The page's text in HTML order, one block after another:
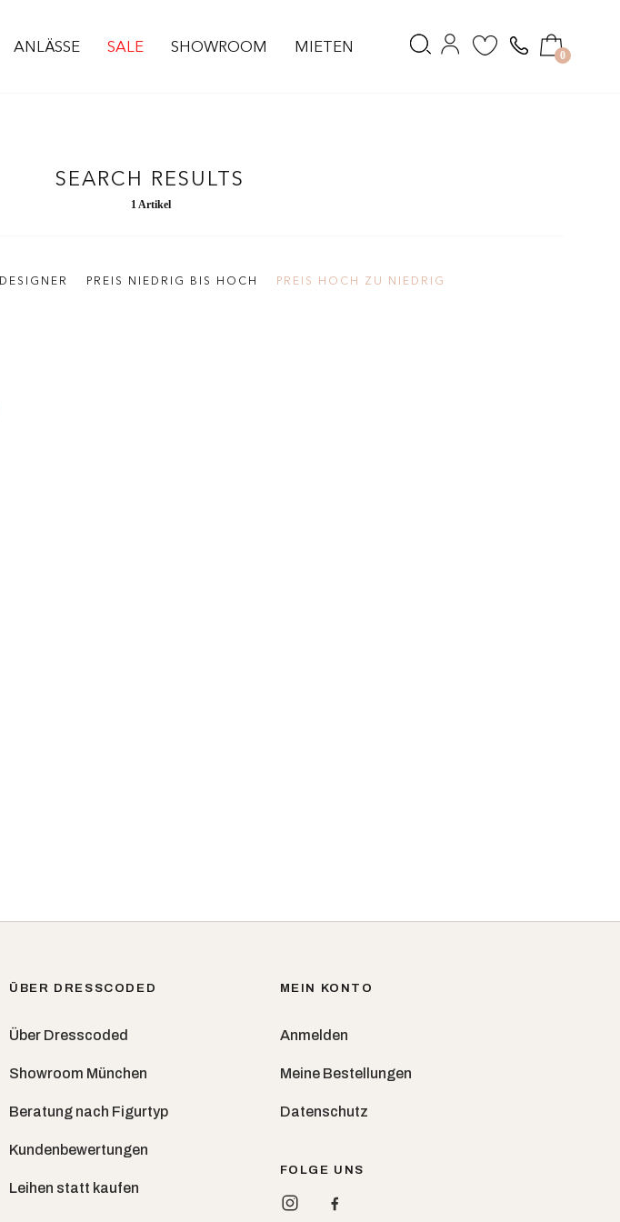
ANLÄSSE SALE SHOWROOM MIETEN 0
SEARCH RESULTS
1 Artikel
DESIGNER PREIS NIEDRIG BIS HOCH PREIS HOCH ZU NIEDRIG
ÜBER DRESSCODED
Über Dresscoded
Showroom München
Beratung nach Figurtyp
Kundenbewertungen
Leihen statt kaufen
MEIN KONTO
Anmelden
Meine Bestellungen
Datenschutz
FOLGE UNS